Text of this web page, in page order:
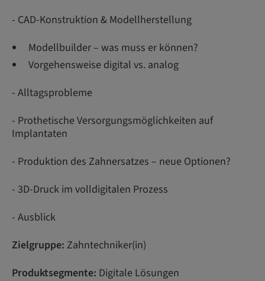
- CAD-Konstruktion & Modellherstellung
Modellbuilder – was muss er können?
Vorgehensweise digital vs. analog
- Alltagsprobleme
- Prothetische Versorgungsmöglichkeiten auf
Implantaten
- Produktion des Zahnersatzes – neue Optionen?
- 3D-Druck im volldigitalen Prozess
- Ausblick
Zielgruppe: Zahntechniker(in)
Produktsegmente: Digitale Lösungen